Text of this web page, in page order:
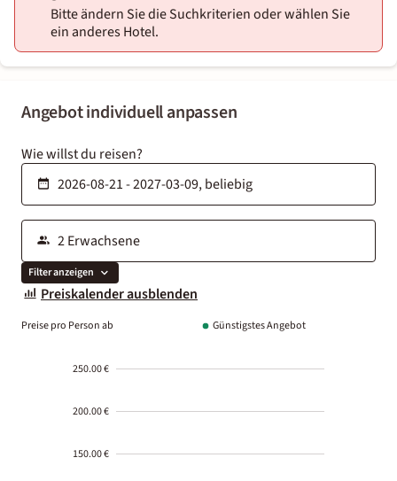
Angebot individuell anpassen
Wie willst du reisen?
Filter anzeigen
Preiskalender ausblenden
Preise pro Person ab Günstigstes Angebot
250.00 €
200.00 €
150.00 €
Bitte ändern Sie die Suchkriterien oder wählen Sie
ein anderes Hotel.